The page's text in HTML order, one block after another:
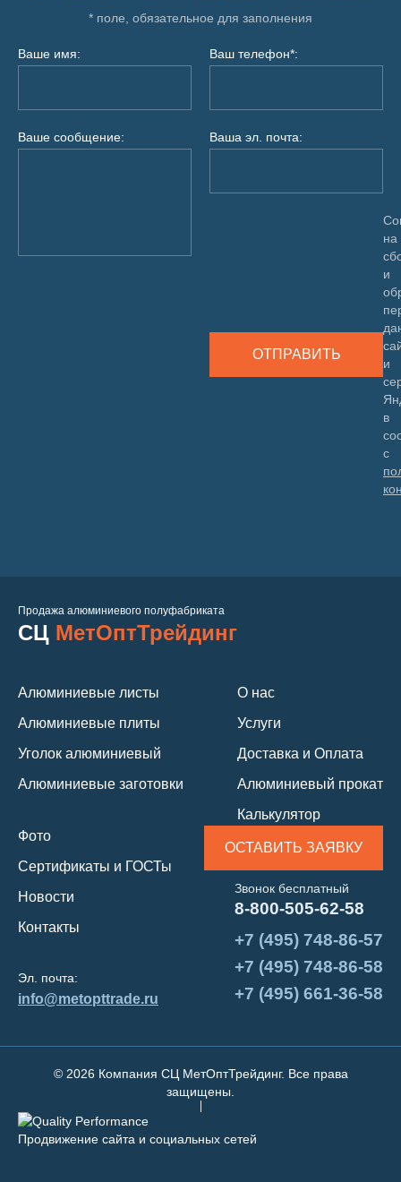
* поле, обязательное для заполнения
Ваше имя:
Ваше сообщение:
Ваш телефон*:
Ваша эл. почта:
ОТПРАВИТЬ
на
и
и
в
с
Продажа алюминиевого полуфабриката
СЦ МетОптТрейдинг
Алюминиевые листы
Алюминиевые плиты
Уголок алюминиевый
Алюминиевые заготовки
О нас
Услуги
Доставка и Оплата
Алюминиевый прокат
Калькулятор
Фото
Сертификаты и ГОСТы
Новости
Контакты
Эл. почта:
info@metopttrade.ru
ОСТАВИТЬ ЗАЯВКУ
Звонок бесплатный
8-800-505-62-58
+7 (495) 748-86-57
+7 (495) 748-86-58
+7 (495) 661-36-58
© 2026 Компания СЦ МетОптТрейдинг. Все права
защищены.
Продвижение сайта и социальных сетей